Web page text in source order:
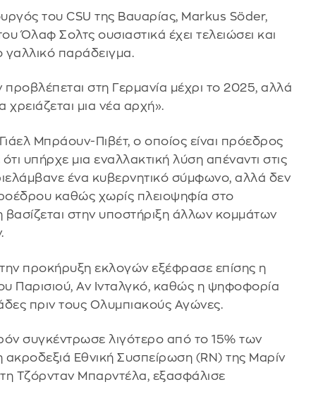
του CSU της Βαυαρίας, Markus Söder,
Όλαφ Σολτς ουσιαστικά έχει τελειώσει και
γαλλικό παράδειγμα.
στη Γερμανία μέχρι το 2025, αλλά
χρειάζεται μια νέα αρχή».
Μπράουν-Πιβέτ, ο οποίος είναι πρόεδρος
υπήρχε μια εναλλακτική λύση απέναντι στις
ένα κυβερνητικό σύμφωνο, αλλά δεν
καθώς χωρίς πλειοψηφία στο
βασίζεται στην υποστήριξη άλλων κομμάτων
προκήρυξη εκλογών εξέφρασε επίσης η
Παρισιού, Αν Ινταλγκό, καθώς η ψηφοφορία
πριν τους Ολυμπιακούς Αγώνες.
συγκέντρωσε λιγότερο από το 15% των
Εθνική Συσπείρωση (RN) της Μαρίν
Τζόρνταν Μπαρντέλα, εξασφάλισε